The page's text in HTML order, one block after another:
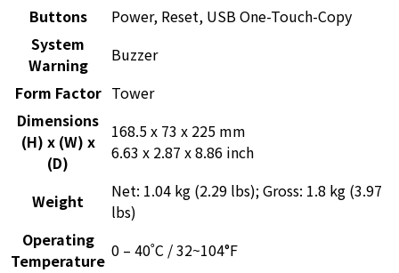
Buttons
Power, Reset, USB One-Touch-Copy
System
Warning
Buzzer
Form Factor Tower
Dimensions
(H) x (W) x
(D)
168.5 x 73 x 225 mm
6.63 x 2.87 x 8.86 inch
Weight
Net: 1.04 kg (2.29 lbs); Gross: 1.8 kg (3.97
lbs)
Operating
Temperature 0 – 40˚C / 32~104°F